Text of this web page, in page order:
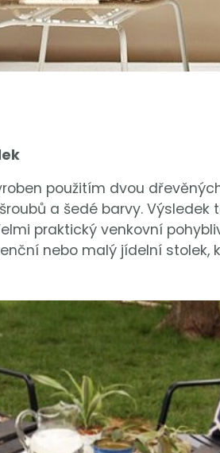
použitím dvou
a šedé barvy. Výsledek
praktický venkovní
nebo malý jídelní stolek,